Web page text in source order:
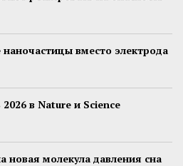
вместо электрода
в Nature и Science
новая молекула давления сна